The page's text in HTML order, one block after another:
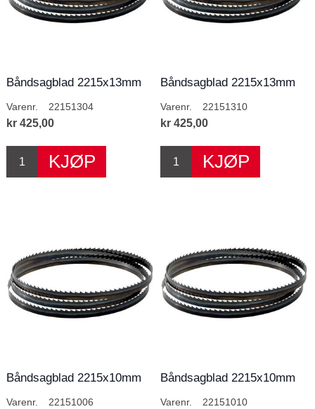
Båndsagblad 2215x13mm
Varenr. 22151304
kr 425,00
Båndsagblad 2215x13mm
Varenr. 22151310
kr 425,00
Båndsagblad 2215x10mm
Varenr. 22151006
Båndsagblad 2215x10mm
Varenr. 22151010